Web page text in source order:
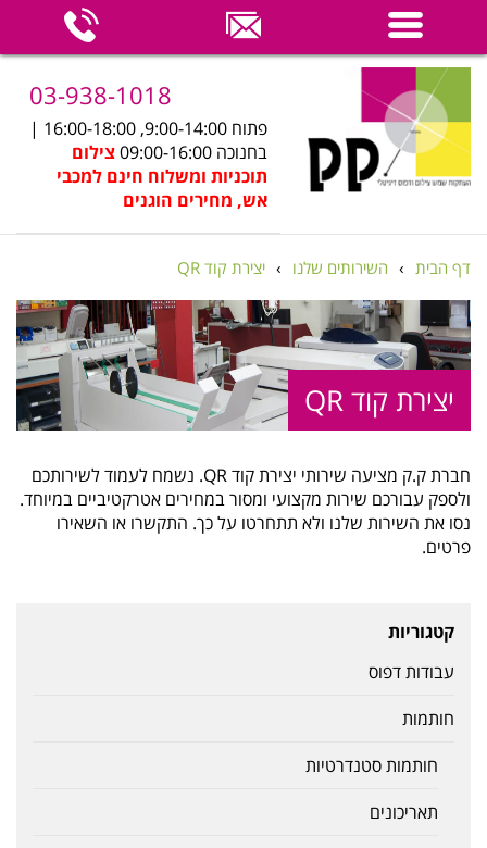
03-938-1018
פתוח 9:00-14:00, 16:00-18:00 |
בחנוכה 09:00-16:00
צילום
תוכניות ומשלוח חינם למכבי
אש, מחירים הוגנים
דף הבית › השירותים שלנו › יצירת קוד QR
יצירת קוד QR
חברת ק.ק מציעה שירותי יצירת קוד QR. נשמח לעמוד לשירותכם
ולספק עבורכם שירות מקצועי ומסור במחירים אטרקטיביים במיוחד.
נסו את השירות שלנו ולא תתחרטו על כך. התקשרו או השאירו
פרטים.
קטגוריות
עבודות דפוס
חותמות
חותמות סטנדרטיות
תאריכונים